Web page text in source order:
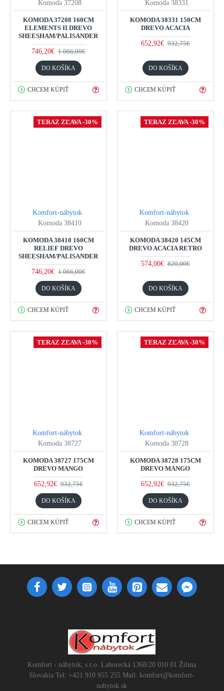
Komoda 37208
KOMODA 37208 160CM
ELEMENTS II DREVO
SHEESHAM/PALISANDER
746,20€ 1 066,00€
DO KOŠÍKA
CHCEM KÚPIŤ
Komoda 38331
KOMODA 38331 150CM
DREVO ACACIA
652,92€ 932,75€
DO KOŠÍKA
CHCEM KÚPIŤ
TERAZ ZĽAVA -30%
Komfort-nábytok
Komoda 38410
KOMODA 38410 160CM
RELIEF DREVO
SHEESHAM/PALISANDER
746,20€ 1 066,00€
DO KOŠÍKA
CHCEM KÚPIŤ
TERAZ ZĽAVA -30%
Komfort-nábytok
Komoda 38420
KOMODA 38420 145CM
DREVO ACACIA RETRO
574,00€ 820,00€
DO KOŠÍKA
CHCEM KÚPIŤ
TERAZ ZĽAVA -30%
Komfort-nábytok
Komoda 38727
KOMODA 38727 175CM
DREVO MANGO
652,92€ 932,75€
DO KOŠÍKA
CHCEM KÚPIŤ
TERAZ ZĽAVA -30%
Komfort-nábytok
Komoda 38728
KOMODA 38728 175CM
DREVO MANGO
652,92€ 932,75€
DO KOŠÍKA
CHCEM KÚPIŤ
Komfort - nábytok, s.r.o. Laborecká 1368/20 010 01 Žilina
Slovakia Tel: +421 910 955 255 Mail: komfort@komfort-
nabytok.sk